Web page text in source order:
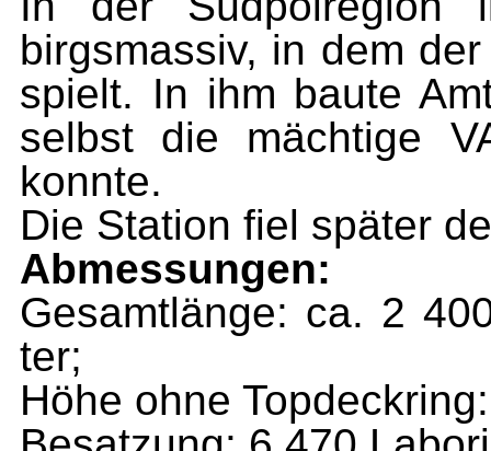
birgsmassiv, in dem
spielt. In ihm baute
selbst die mächtige
konnte.
Die Station fiel später
Abmessungen:
Gesamtlänge: ca. 2
ter;
Höhe ohne